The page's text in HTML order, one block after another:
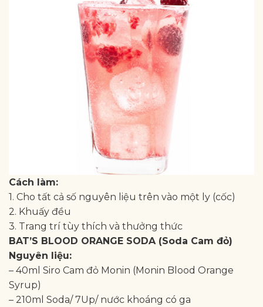
Cách làm:
1. Cho tất cả số nguyên liệu trên vào một ly (cốc)
2. Khuấy đều
3. Trang trí tùy thích và thưởng thức
BAT’S BLOOD ORANGE SODA (Soda Cam đỏ)
Nguyên liệu:
– 40ml Siro Cam đỏ Monin (Monin Blood Orange
Syrup)
– 210ml Soda/ 7Up/ nước khoáng có ga